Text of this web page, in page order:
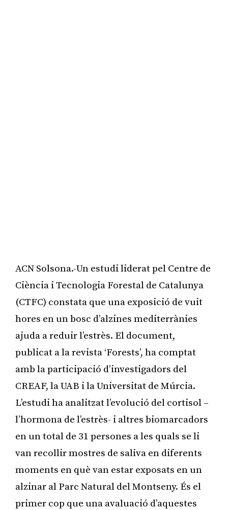
ACN Solsona.-Un estudi liderat pel Centre de
Ciència i Tecnologia Forestal de Catalunya
(CTFC) constata que una exposició de vuit
hores en un bosc d’alzines mediterrànies
ajuda a reduir l’estrès. El document,
publicat a la revista ‘Forests’, ha comptat
amb la participació d’investigadors del
CREAF, la UAB i la Universitat de Múrcia.
L’estudi ha analitzat l’evolució del cortisol –
l’hormona de l’estrès- i altres biomarcadors
en un total de 31 persones a les quals se li
van recollir mostres de saliva en diferents
moments en què van estar exposats en un
alzinar al Parc Natural del Montseny. És el
primer cop que una avaluació d’aquestes